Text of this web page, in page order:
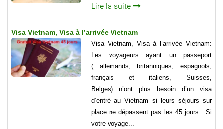
Lire la suite
Visa Vietnam, Visa à l’arrivée Vietnam
Visa Vietnam, Visa à l’arrivée Vietnam:
Les voyageurs ayant un passeport
( allemands, britanniques, espagnols,
français et italiens, Suisses,
Belges) n’ont plus besoin d’un visa
d’entré au Vietnam si leurs séjours sur
place ne dépassent pas les 45 jours. Si
votre voyage...